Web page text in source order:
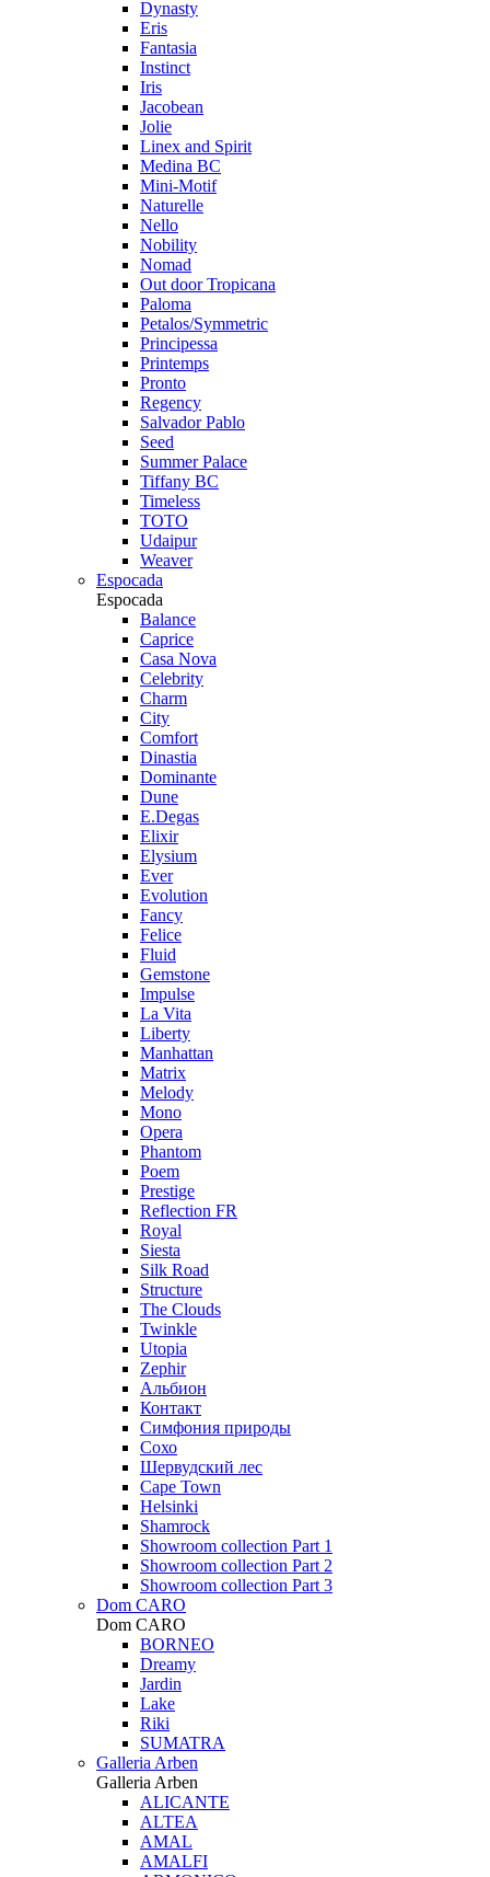
Dynasty
Eris
Fantasia
Instinct
Iris
Jacobean
Jolie
Linex and Spirit
Medina BC
Mini-Motif
Naturelle
Nello
Nobility
Nomad
Out door Tropicana
Paloma
Petalos/Symmetric
Principessa
Printemps
Pronto
Regency
Salvador Pablo
Seed
Summer Palace
Tiffany BC
Timeless
TOTO
Udaipur
Weaver
Espocada
Espocada
Balance
Caprice
Casa Nova
Celebrity
Charm
City
Comfort
Dinastia
Dominante
Dune
E.Degas
Elixir
Elysium
Ever
Evolution
Fancy
Felice
Fluid
Gemstone
Impulse
La Vita
Liberty
Manhattan
Matrix
Melody
Mono
Opera
Phantom
Poem
Prestige
Reflection FR
Royal
Siesta
Silk Road
Structure
The Clouds
Twinkle
Utopia
Zephir
Альбион
Контакт
Симфония природы
Сохо
Шервудский лес
Cape Town
Helsinki
Shamrock
Showroom collection Part 1
Showroom collection Part 2
Showroom collection Part 3
Dom CARO
Dom CARO
BORNEO
Dreamy
Jardin
Lake
Riki
SUMATRA
Galleria Arben
Galleria Arben
ALICANTE
ALTEA
AMAL
AMALFI